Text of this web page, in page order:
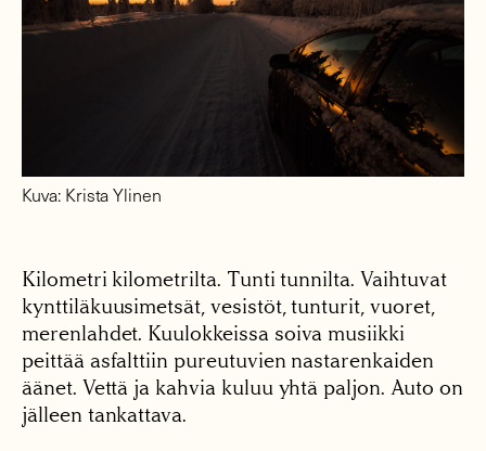
Kuva: Krista Ylinen
Kilometri kilometrilta. Tunti tunnilta. Vaihtuvat
kynttiläkuusimetsät, vesistöt, tunturit, vuoret,
merenlahdet. Kuulokkeissa soiva musiikki
peittää asfalttiin pureutuvien nastarenkaiden
äänet. Vettä ja kahvia kuluu yhtä paljon. Auto on
jälleen tankattava.